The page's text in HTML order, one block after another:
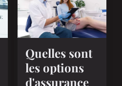
Quelles sont
les options
d'assurance